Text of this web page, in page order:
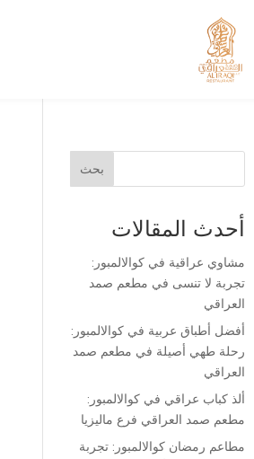
أحدث المقالات
مشاوي عراقية في كوالالمبور:
تجربة لا تنسى في مطعم صمد
العراقي
أفضل أطباق عربية في كوالالمبور:
رحلة طهي أصيلة في مطعم صمد
العراقي
ألذ كباب عراقي في كوالالمبور:
مطعم صمد العراقي فرع ماليزيا
مطاعم رمضان كوالالمبور: تجربة